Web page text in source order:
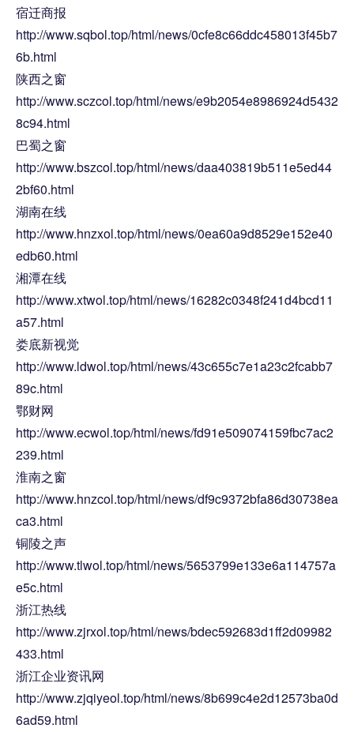
宿迁商报
http://www.sqbol.top/html/news/0cfe8c66ddc458013f45b7
6b.html
陕西之窗
http://www.sczcol.top/html/news/e9b2054e8986924d5432
8c94.html
巴蜀之窗
http://www.bszcol.top/html/news/daa403819b511e5ed44
2bf60.html
湖南在线
http://www.hnzxol.top/html/news/0ea60a9d8529e152e40
edb60.html
湘潭在线
http://www.xtwol.top/html/news/16282c0348f241d4bcd11
a57.html
娄底新视觉
http://www.ldwol.top/html/news/43c655c7e1a23c2fcabb7
89c.html
鄂财网
http://www.ecwol.top/html/news/fd91e509074159fbc7ac2
239.html
淮南之窗
http://www.hnzcol.top/html/news/df9c9372bfa86d30738ea
ca3.html
铜陵之声
http://www.tlwol.top/html/news/5653799e133e6a114757a
e5c.html
浙江热线
http://www.zjrxol.top/html/news/bdec592683d1ff2d09982
433.html
浙江企业资讯网
http://www.zjqiyeol.top/html/news/8b699c4e2d12573ba0d
6ad59.html